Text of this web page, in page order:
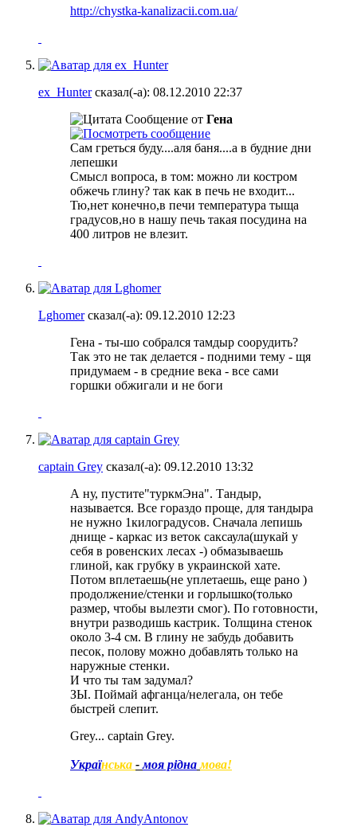
http://chystka-kanalizacii.com.ua/
ex_Hunterсказал(-а): 08.12.2010 22:37
Сообщение от Гена
Сам греться буду....аля баня....а в будние дни
лепешки
Смысл вопроса, в том: можно ли костром
обжечь глину? так как в печь не входит...
Тю,нет конечно,в печи температура тыща
градусов,но в нашу печь такая посудина на
400 литров не влезит.
Lghomerсказал(-а): 09.12.2010 12:23
Гена - ты-шо собрался тамдыр соорудить?
Так это не так делается - подними тему - щя
придумаем - в средние века - все сами
горшки обжигали и не боги
captain Grey сказал(-а): 09.12.2010 13:32
А ну, пустите"туркмЭна". Тандыр,
называется. Все гораздо проще, для тандыра
не нужно 1килоградусов. Сначала лепишь
днище - каркас из веток саксаула(шукай у
себя в ровенских лесах -) обмазываешь
глиной, как грубку в украинской хате.
Потом вплетаешь(не уплетаешь, еще рано )
продолжение/стенки и горлышко(только
размер, чтобы вылезти смог). По готовности,
внутри разводишь кастрик. Толщина стенок
около 3-4 см. В глину не забудь добавить
песок, полову можно добавлять только на
наружные стенки.
И что ты там задумал?
ЗЫ. Поймай афганца/нелегала, он тебе
быстрей слепит.
Grey... captain Grey.
Українська -моя рідна мова!